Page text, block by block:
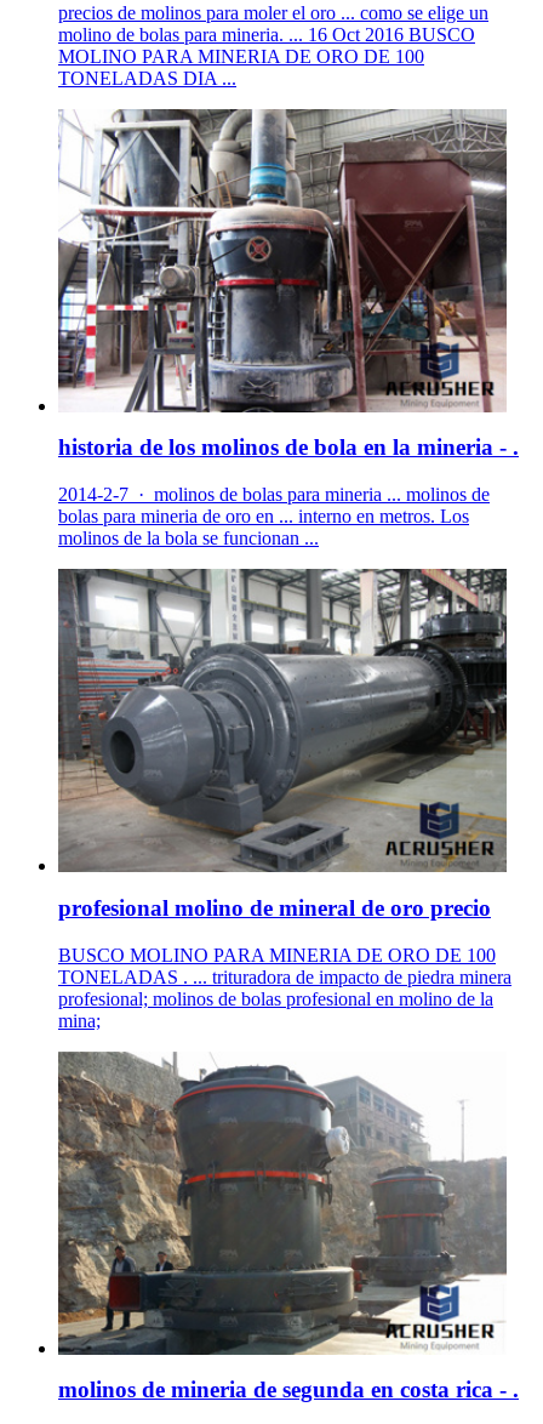
precios de molinos para moler el oro ... como se elige un
molino de bolas para mineria. ... 16 Oct 2016 BUSCO
MOLINO PARA MINERIA DE ORO DE 100
TONELADAS DIA ...
historia de los molinos de bola en la mineria - .
2014-2-7 · molinos de bolas para mineria ... molinos de
bolas para mineria de oro en ... interno en metros. Los
molinos de la bola se funcionan ...
profesional molino de mineral de oro precio
BUSCO MOLINO PARA MINERIA DE ORO DE 100
TONELADAS . ... trituradora de impacto de piedra minera
profesional; molinos de bolas profesional en molino de la
mina;
molinos de mineria de segunda en costa rica - .